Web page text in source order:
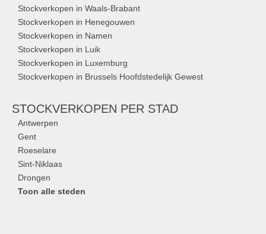
Stockverkopen in Waals-Brabant
Stockverkopen in Henegouwen
Stockverkopen in Namen
Stockverkopen in Luik
Stockverkopen in Luxemburg
Stockverkopen in Brussels Hoofdstedelijk Gewest
STOCKVERKOPEN PER STAD
Antwerpen
Gent
Roeselare
Sint-Niklaas
Drongen
Toon alle steden